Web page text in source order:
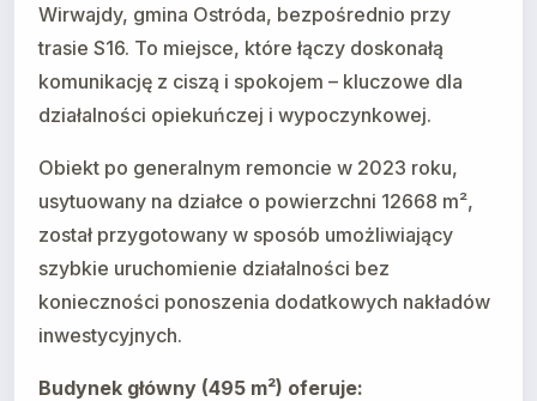
Wirwajdy, gmina Ostróda, bezpośrednio przy
trasie S16. To miejsce, które łączy doskonałą
komunikację z ciszą i spokojem – kluczowe dla
działalności opiekuńczej i wypoczynkowej.
Obiekt po generalnym remoncie w 2023 roku,
usytuowany na działce o powierzchni 12668 m²,
został przygotowany w sposób umożliwiający
szybkie uruchomienie działalności bez
konieczności ponoszenia dodatkowych nakładów
inwestycyjnych.
Budynek główny (495 m²) oferuje: